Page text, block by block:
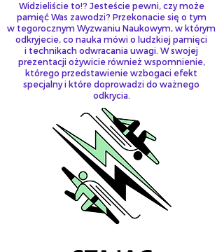
Widzieliście to!? Jesteście pewni, czy może
pamięć Was zawodzi? Przekonacie się o tym
w tegorocznym Wyzwaniu Naukowym, w którym
odkryjecie, co nauka mówi o ludzkiej pamięci
i technikach odwracania uwagi. W swojej
prezentacji ożywicie również wspomnienie,
którego przedstawienie wzbogaci efekt
specjalny i które doprowadzi do ważnego
odkrycia.